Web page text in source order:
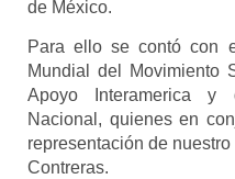
de México.
Para ello se contó con
Mundial del Movimiento
Apoyo Interamerica y
Nacional, quienes en
representación de
Contreras.